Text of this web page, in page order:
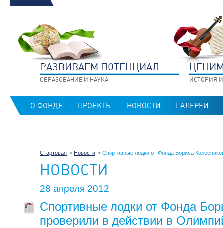
РАЗВИВАЕМ ПОТЕНЦИАЛ
ОБРАЗОВАНИЕ И НАУКА ИСТОРИЯ
О ФОНДЕ ПРОЕКТЫ НОВОСТИ ГАЛЕРЕИ
Стартовая Новости Спортивные лодки от Фонда Бориса
НОВОСТИ
28 апреля 2012
Спортивные лодки от Фонда
проверили в действии в